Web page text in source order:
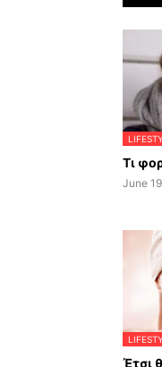
Τι
June
Έτσι